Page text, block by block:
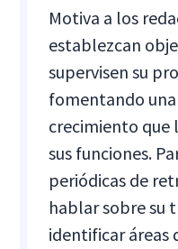
Motiva a los
establezcan
supervisen su
fomentando
crecimiento que
sus funciones.
periódicas de
hablar sobre su
identificar áreas